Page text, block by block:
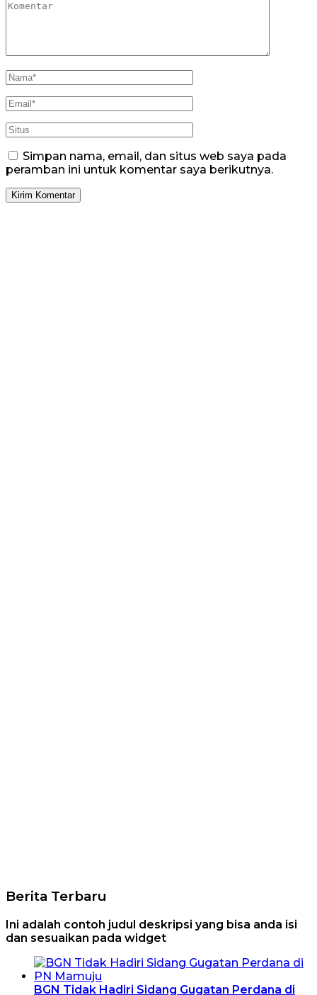
Simpan nama, email, dan situs web saya pada
peramban ini untuk komentar saya berikutnya.
Berita Terbaru
Ini adalah contoh judul deskripsi yang bisa anda isi
dan sesuaikan pada widget
BGN Tidak Hadiri Sidang Gugatan Perdana di